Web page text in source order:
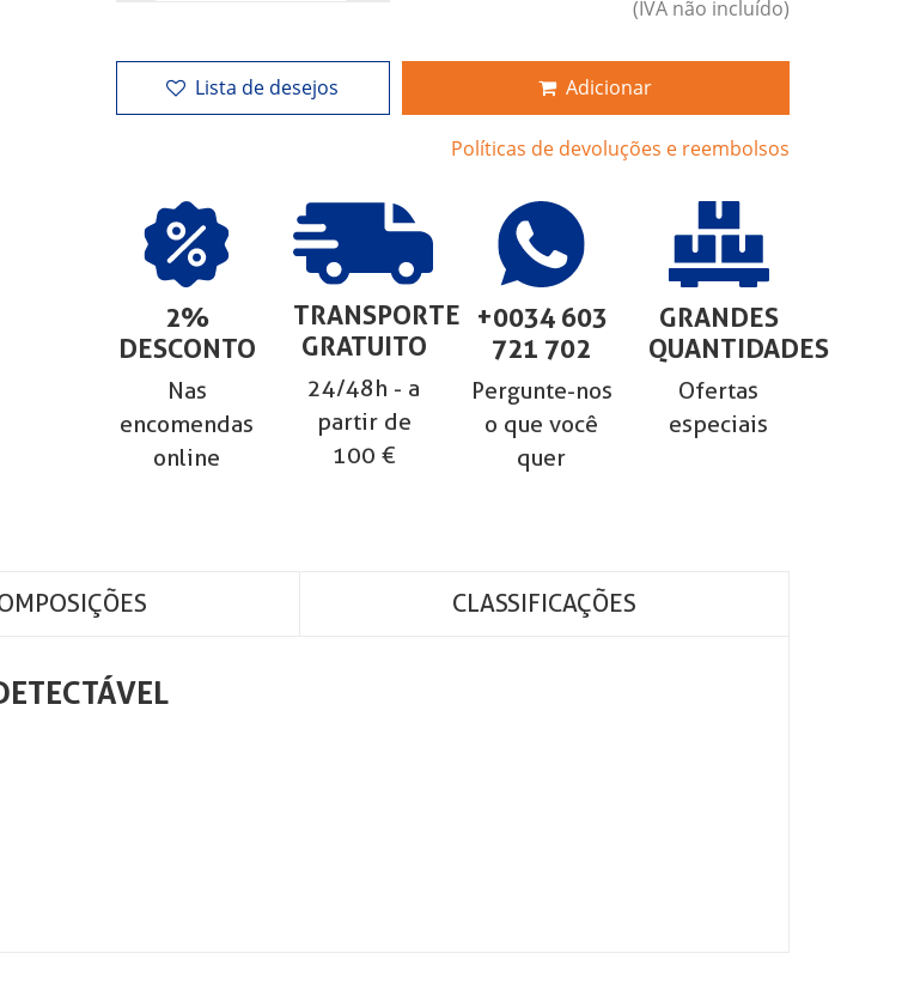
(IVA não incluído)
Lista de desejos Adicionar
Políticas de devoluções e reembolsos
2%
DESCONTO
Nas
encomendas
online
TRANSPORTE
GRATUITO
24/48h - a
partir de
100 €
+0034 603
721 702
Pergunte-nos
o que você
quer
GRANDES
QUANTIDADES
Ofertas
especiais
CLASSIFICAÇÕES